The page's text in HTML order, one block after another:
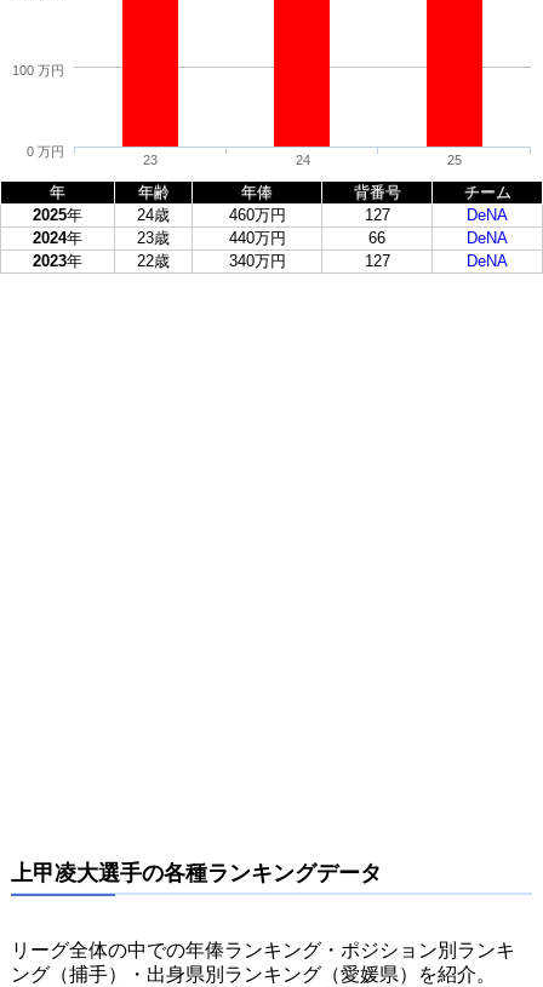
23 24 25
0 万円
100 万円
年 年齢 年俸 背番号
チーム
2025年 24歳 460万円 127
DeNA
2024年 23歳 440万円 66
DeNA
2023年 22歳 340万円 127 DeNA
上甲凌大選手の各種ランキングデータ
リーグ全体の中での年俸ランキング・ポジション別ランキ
ング（捕手）・出身県別ランキング（愛媛県）を紹介。